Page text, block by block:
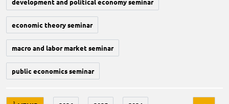
development and political economy seminar
economic theory seminar
macro and labor market seminar
public economics seminar